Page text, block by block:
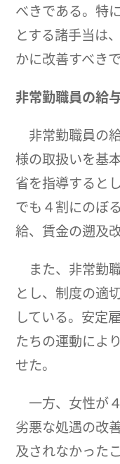
べきである。特
とする諸手当は
かに改善すべきで
非常勤職員の給
非常勤職員の
様の取扱いを基
省を指導すると
でも４割にのぼ
給、賃金の遡及
また、非常勤
とし、制度の適
している。安定
たちの運動によ
せた。
一方、女性が
劣悪な処遇の改
及されなかった